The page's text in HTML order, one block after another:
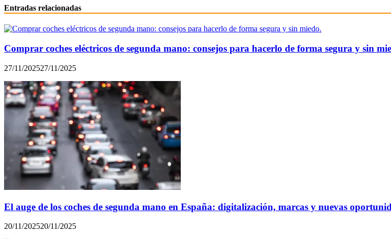
Entradas relacionadas
Comprar coches eléctricos de segunda mano: consejos para hacerlo de forma segura y sin
27/11/202527/11/2025
El auge de los coches de segunda mano en España: digitalización, marcas y nuevas
20/11/202520/11/2025